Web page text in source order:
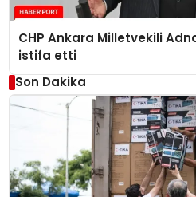
CHP Ankara Milletvekili
istifa etti
Son Dakika